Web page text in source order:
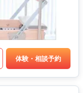
体験・相談予約